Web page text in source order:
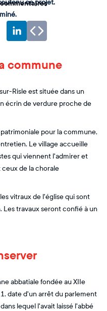
ce projet.
commune
Risle est située dans un
écrin de verdure proche de
pour la commune,
Le village accueille
qui viennent l'admirer et
de la chorale
vitraux de l'église qui sont
Les travaux seront confié à un
abbatiale fondée au XIIe
date d'un arrêt du parlement
lequel l'avait laissé l'abbé